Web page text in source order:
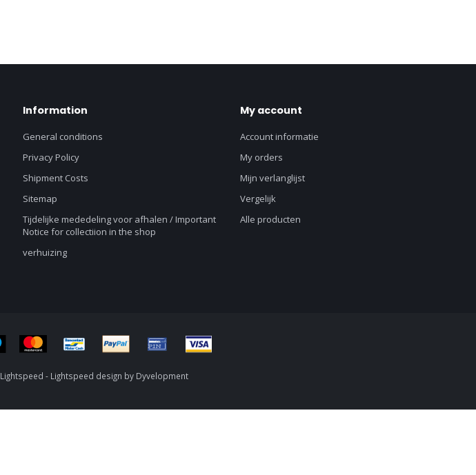
Information
General conditions
Privacy Policy
Shipment Costs
Sitemap
Tijdelijke mededeling voor afhalen / Important
Notice for collectiion in the shop
verhuizing
My account
Account informatie
My orders
Mijn verlanglijst
Vergelijk
Alle producten
Lightspeed - Lightspeed design by Dyvelopment